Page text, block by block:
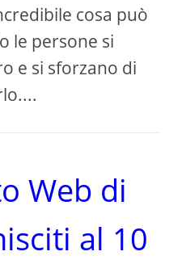
cosa può
le persone si
e si sforzano di
Web di
al 10